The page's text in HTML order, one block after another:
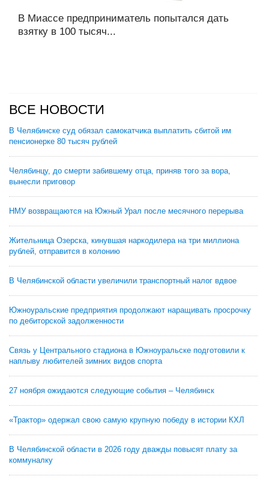
В Миассе предприниматель попытался дать
взятку в 100 тысяч...
ВСЕ НОВОСТИ
В Челябинске суд обязал самокатчика выплатить сбитой им
пенсионерке 80 тысяч рублей
Челябинцу, до смерти забившему отца, приняв того за вора,
вынесли приговор
НМУ возвращаются на Южный Урал после месячного перерыва
Жительница Озерска, кинувшая наркодилера на три миллиона
рублей, отправится в колонию
В Челябинской области увеличили транспортный налог вдвое
Южноуральские предприятия продолжают наращивать просрочку
по дебиторской задолженности
Связь у Центрального стадиона в Южноуральске подготовили к
наплыву любителей зимних видов спорта
27 ноября ожидаются следующие события – Челябинск
«Трактор» одержал свою самую крупную победу в истории КХЛ
В Челябинской области в 2026 году дважды повысят плату за
коммуналку